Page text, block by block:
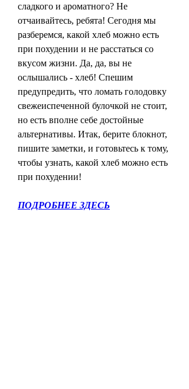
сладкого и ароматного? Не
отчаивайтесь, ребята! Сегодня мы
разберемся, какой хлеб можно есть
при похудении и не расстаться со
вкусом жизни. Да, да, вы не
ослышались - хлеб! Спешим
предупредить, что ломать голодовку
свежеиспеченной булочкой не стоит,
но есть вполне себе достойные
альтернативы. Итак, берите блокнот,
пишите заметки, и готовьтесь к тому,
чтобы узнать, какой хлеб можно есть
при похудении!
ПОДРОБНЕЕ ЗДЕСЬ